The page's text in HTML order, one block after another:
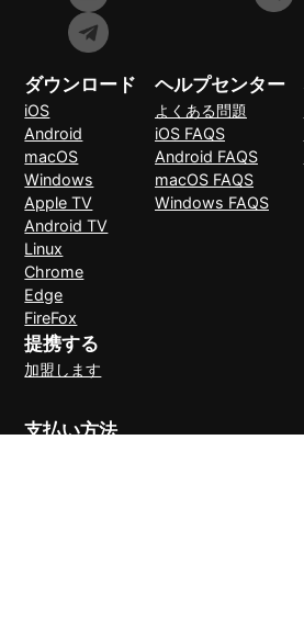
ダウンロード
iOS
Android
macOS
Windows
Apple TV
Android TV
Linux
Chrome
Edge
FireFox
ヘルプセンター
よくある問題
iOS FAQS
Android FAQS
macOS FAQS
Windows FAQS
提携する
加盟します
支払い方法